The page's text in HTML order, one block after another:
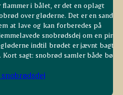
i bålet, er det en oplagt
over gløderne. Det er en sand
at lave og kan forberedes på
snobrødsdej om en pind,
indtil brødet er jævnt bagt
sagt: snobrød samler både børn